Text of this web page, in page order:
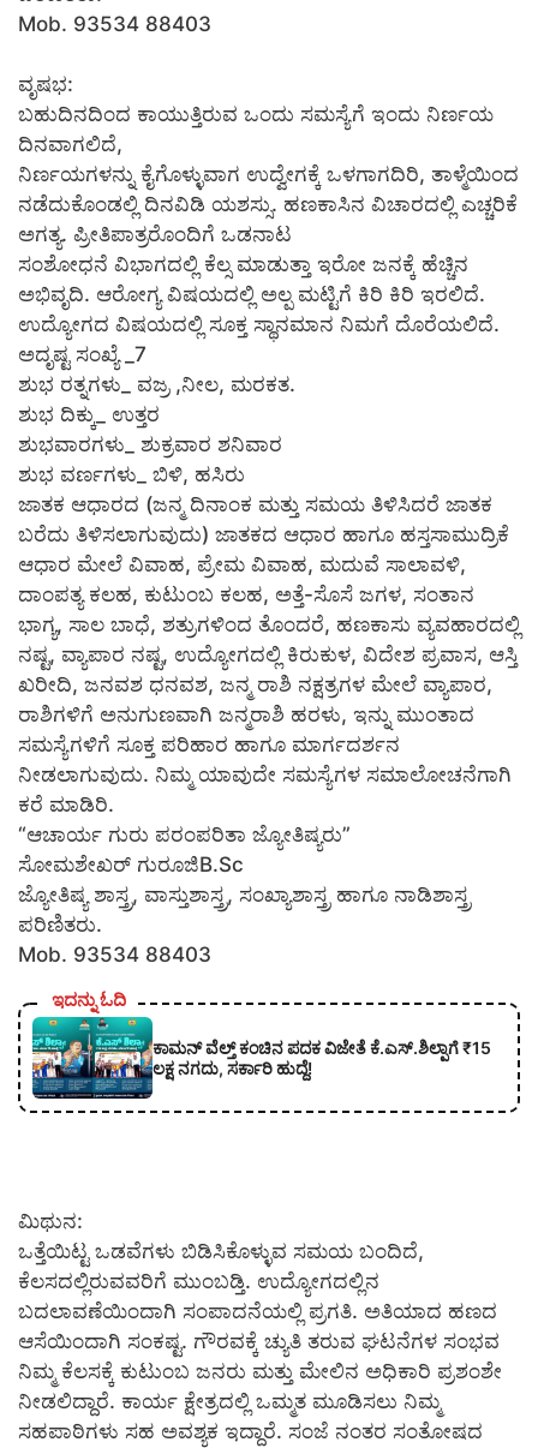
Mob. 93534 88403
ವೃಷಭ:
ಬಹುದಿನದಿಂದ ಕಾಯುತ್ತಿರುವ ಒಂದು ಸಮಸ್ಯೆಗೆ ಇಂದು ನಿರ್ಣಯ
ದಿನವಾಗಲಿದೆ,
ನಿರ್ಣಯಗಳನ್ನು ಕೈಗೊಳ್ಳುವಾಗ ಉದ್ವೇಗಕ್ಕೆ ಒಳಗಾಗದಿರಿ, ತಾಳ್ಮೆಯಿಂದ
ನಡೆದುಕೊಂಡಲ್ಲಿ ದಿನವಿಡಿ ಯಶಸ್ಸು. ಹಣಕಾಸಿನ ವಿಚಾರದಲ್ಲಿ ಎಚ್ಚರಿಕೆ
ಅಗತ್ಯ. ಪ್ರೀತಿಪಾತ್ರರೊಂದಿಗೆ ಒಡನಾಟ
ಸಂಶೋಧನೆ ವಿಭಾಗದಲ್ಲಿ ಕೆಲ್ಸ ಮಾಡುತ್ತಾ ಇರೋ ಜನಕ್ಕೆ ಹೆಚ್ಚಿನ
ಅಭಿವೃದಿ. ಆರೋಗ್ಯ ವಿಷಯದಲ್ಲಿ ಅಲ್ಪ ಮಟ್ಟಿಗೆ ಕಿರಿ ಕಿರಿ ಇರಲಿದೆ.
ಉದ್ಯೋಗದ ವಿಷಯದಲ್ಲಿ ಸೂಕ್ತ ಸ್ಥಾನಮಾನ ನಿಮಗೆ ದೊರೆಯಲಿದೆ.
ಅದೃಷ್ಟ ಸಂಖ್ಯೆ _7
ಶುಭ ರತ್ನಗಳು_ ವಜ್ರ ,ನೀಲ, ಮರಕತ.
ಶುಭ ದಿಕ್ಕು_ ಉತ್ತರ
ಶುಭವಾರಗಳು_ ಶುಕ್ರವಾರ ಶನಿವಾರ
ಶುಭ ವರ್ಣಗಳು_ ಬಿಳಿ, ಹಸಿರು
ಜಾತಕ ಆಧಾರದ (ಜನ್ಮ ದಿನಾಂಕ ಮತ್ತು ಸಮಯ ತಿಳಿಸಿದರೆ ಜಾತಕ
ಬರೆದು ತಿಳಿಸಲಾಗುವುದು) ಜಾತಕದ ಆಧಾರ ಹಾಗೂ ಹಸ್ತಸಾಮುದ್ರಿಕೆ
ಆಧಾರ ಮೇಲೆ ವಿವಾಹ, ಪ್ರೇಮ ವಿವಾಹ, ಮದುವೆ ಸಾಲಾವಳಿ,
ದಾಂಪತ್ಯ ಕಲಹ, ಕುಟುಂಬ ಕಲಹ, ಅತ್ತೆ-ಸೊಸೆ ಜಗಳ, ಸಂತಾನ
ಭಾಗ್ಯ, ಸಾಲ ಬಾಧೆ, ಶತ್ರುಗಳಿಂದ ತೊಂದರೆ, ಹಣಕಾಸು ವ್ಯವಹಾರದಲ್ಲಿ
ನಷ್ಟ, ವ್ಯಾಪಾರ ನಷ್ಟ, ಉದ್ಯೋಗದಲ್ಲಿ ಕಿರುಕುಳ, ವಿದೇಶ ಪ್ರವಾಸ, ಆಸ್ತಿ
ಖರೀದಿ, ಜನವಶ ಧನವಶ, ಜನ್ಮ ರಾಶಿ ನಕ್ಷತ್ರಗಳ ಮೇಲೆ ವ್ಯಾಪಾರ,
ರಾಶಿಗಳಿಗೆ ಅನುಗುಣವಾಗಿ ಜನ್ಮರಾಶಿ ಹರಳು, ಇನ್ನು ಮುಂತಾದ
ಸಮಸ್ಯೆಗಳಿಗೆ ಸೂಕ್ತ ಪರಿಹಾರ ಹಾಗೂ ಮಾರ್ಗದರ್ಶನ
ನೀಡಲಾಗುವುದು. ನಿಮ್ಮ ಯಾವುದೇ ಸಮಸ್ಯೆಗಳ ಸಮಾಲೋಚನೆಗಾಗಿ
ಕರೆ ಮಾಡಿರಿ.
“ಆಚಾರ್ಯ ಗುರು ಪರಂಪರಿತಾ ಜ್ಯೋತಿಷ್ಯರು”
ಸೋಮಶೇಖರ್ ಗುರೂಜಿB.Sc
ಜ್ಯೋತಿಷ್ಯ ಶಾಸ್ತ್ರ, ವಾಸ್ತುಶಾಸ್ತ್ರ, ಸಂಖ್ಯಾಶಾಸ್ತ್ರ ಹಾಗೂ ನಾಡಿಶಾಸ್ತ್ರ
ಪರಿಣಿತರು.
Mob. 93534 88403
ಇದನ್ನು ಓದಿ
ಕಾಮನ್ ವೆಲ್ತ್ ಕಂಚಿನ ಪದಕ ವಿಜೇತೆ ಕೆ.ಎಸ್.ಶಿಲ್ಪಾಗೆ ₹15
ಲಕ್ಷ ನಗದು, ಸರ್ಕಾರಿ ಹುದ್ದೆ!
ಮಿಥುನ:
ಒತ್ತೆಯಿಟ್ಟ ಒಡವೆಗಳು ಬಿಡಿಸಿಕೊಳ್ಳುವ ಸಮಯ ಬಂದಿದೆ,
ಕೆಲಸದಲ್ಲಿರುವವರಿಗೆ ಮುಂಬಡ್ತಿ. ಉದ್ಯೋಗದಲ್ಲಿನ
ಬದಲಾವಣೆಯಿಂದಾಗಿ ಸಂಪಾದನೆಯಲ್ಲಿ ಪ್ರಗತಿ. ಅತಿಯಾದ ಹಣದ
ಆಸೆಯಿಂದಾಗಿ ಸಂಕಷ್ಟ. ಗೌರವಕ್ಕೆ ಚ್ಯುತಿ ತರುವ ಘಟನೆಗಳ ಸಂಭವ
ನಿಮ್ಮ ಕೆಲಸಕ್ಕೆ ಕುಟುಂಬ ಜನರು ಮತ್ತು ಮೇಲಿನ ಅಧಿಕಾರಿ ಪ್ರಶಂಶೇ
ನೀಡಲಿದ್ದಾರೆ. ಕಾರ್ಯ ಕ್ಷೇತ್ರದಲ್ಲಿ ಒಮ್ಮತ ಮೂಡಿಸಲು ನಿಮ್ಮ
ಸಹಪಾಠಿಗಳು ಸಹ ಅವಶ್ಯಕ ಇದ್ದಾರೆ. ಸಂಜೆ ನಂತರ ಸಂತೋಷದ